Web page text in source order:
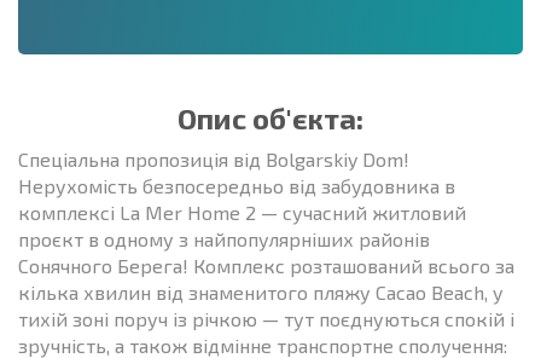
Опис об'єкта:
Спеціальна пропозиція від Bolgarskiy Dom!
Нерухомість безпосередньо від забудовника в
комплексі La Mer Home 2 — сучасний житловий
проєкт в одному з найпопулярніших районів
Сонячного Берега! Комплекс розташований всього за
кілька хвилин від знаменитого пляжу Cacao Beach, у
тихій зоні поруч із річкою — тут поєднуються спокій і
зручність, а також відмінне транспортне сполучення: